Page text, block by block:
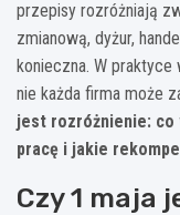
przepisy rozróżniają
zmianową, dyżur,
konieczna. W praktyce
nie każda firma może
jest rozróżnienie: co
pracę i jakie
Czy 1 maja